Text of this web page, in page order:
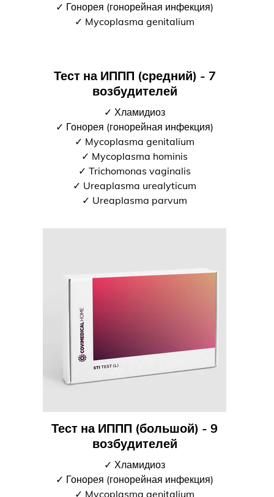
✓ Гонорея (гонорейная инфекция)
✓ Mycoplasma genitalium
Тест на ИППП (средний) - 7
возбудителей
✓ Хламидиоз
✓ Гонорея (гонорейная инфекция)
✓ Mycoplasma genitalium
✓ Mycoplasma hominis
✓ Trichomonas vaginalis
✓ Ureaplasma urealyticum
✓ Ureaplasma parvum
Тест на ИППП (большой) - 9
возбудителей
✓ Хламидиоз
✓ Гонорея (гонорейная инфекция)
✓ Mycoplasma genitalium